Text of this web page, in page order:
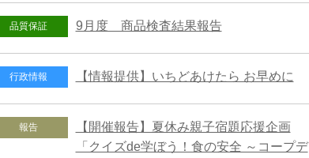
品質保証 9月度 商品検査結果報告
行政情報 【情報提供】いちどあけたら お早めに
報告
【開催報告】夏休み親子宿題応援企画
「クイズde学ぼう！食の安全 ～コープデ